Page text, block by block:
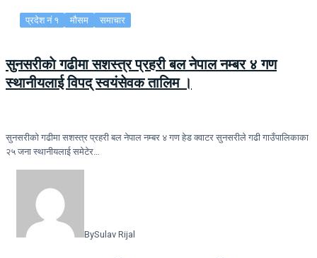
प्रदेश नं १ मौसम समाचार
सुनसरीकाे गढीमा सशस्त्र प्रहरी बल नेपाल नम्बर ४ गण
स्थानीयलाई विपद् स्वयंसेवक तालिम ।
सुनसरीकाे गढीमा सशस्त्र प्रहरी बल नेपाल नम्बर ४ गण हेड क्वाटर सुनसरीले गढी गाउँपालिकाका
२५ जना स्थानीयलाई समेटेर…
BySulav Rijal